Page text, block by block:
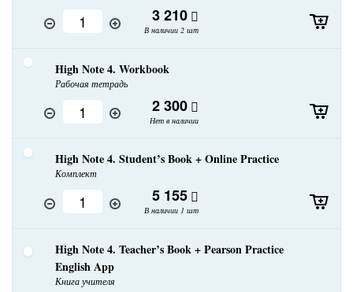
3 210
В наличии 2 шт
High Note 4. Workbook
Рабочая тетрадь
2 300
Нет в наличии
High Note 4. Student’s Book + Online Practice
Комплект
5 155
В наличии 1 шт
High Note 4. Teacher’s Book + Pearson Practice
English App
Книга учителя